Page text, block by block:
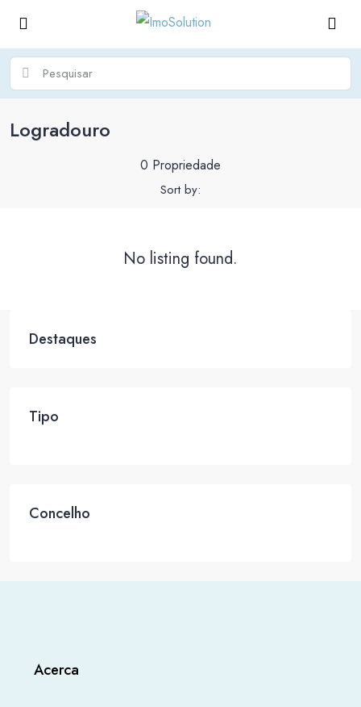
Logradouro
0 Propriedade
Sort by:
No listing found.
Destaques
Tipo
Concelho
Acerca